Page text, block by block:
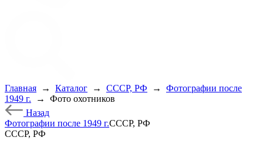
Главная → Каталог → СССР, РФ →
Фотографии после
1949 г.
→
Фото охотников
Назад
Фотографии после 1949 г.СССР, РФ
СССР, РФ